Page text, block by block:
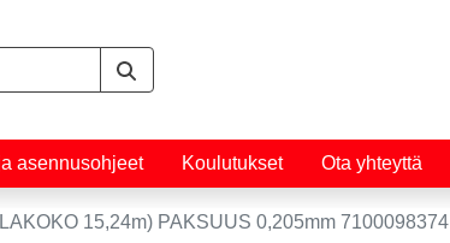
asennusohjeet Koulutukset Ota yhteyttä
15,24m) PAKSUUS 0,205mm 7100098374